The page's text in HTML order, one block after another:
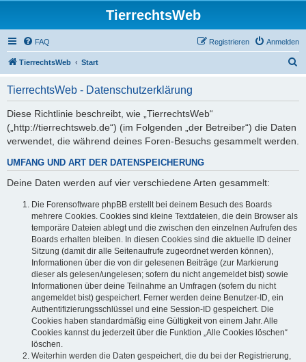
TierrechtsWeb
FAQ Anmelden
Registrieren
TierrechtsWeb Start
TierrechtsWeb - Datenschutzerklärung
Diese Richtlinie beschreibt, wie „TierrechtsWeb“
(„http://tierrechtsweb.de“) (im Folgenden „der Betreiber“) die Daten
verwendet, die während deines Foren-Besuchs gesammelt werden.
UMFANG UND ART DER DATENSPEICHERUNG
Deine Daten werden auf vier verschiedene Arten gesammelt:
Die Forensoftware phpBB erstellt bei deinem Besuch des Boards
mehrere Cookies. Cookies sind kleine Textdateien, die dein Browser als
temporäre Dateien ablegt und die zwischen den einzelnen Aufrufen des
Boards erhalten bleiben. In diesen Cookies sind die aktuelle ID deiner
Sitzung (damit dir alle Seitenaufrufe zugeordnet werden können),
Informationen über die von dir gelesenen Beiträge (zur Markierung
dieser als gelesen/ungelesen; sofern du nicht angemeldet bist) sowie
Informationen über deine Teilnahme an Umfragen (sofern du nicht
angemeldet bist) gespeichert. Ferner werden deine Benutzer-ID, ein
Authentifizierungsschlüssel und eine Session-ID gespeichert. Die
Cookies haben standardmäßig eine Gültigkeit von einem Jahr. Alle
Cookies kannst du jederzeit über die Funktion „Alle Cookies löschen“
löschen.
Weiterhin werden die Daten gespeichert, die du bei der Registrierung,